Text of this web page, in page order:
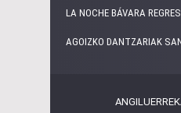
LA NOCHE BÁVARA
AGOIZKO DANTZARIAK